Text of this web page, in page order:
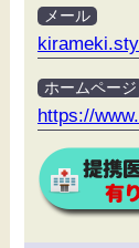
メール
ホームページ
https://